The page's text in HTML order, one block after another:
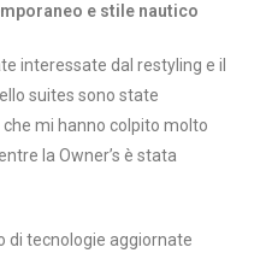
e stile nautico
interessate dal restyling e il
suites sono state
mi hanno colpito molto
la Owner’s è stata
di tecnologie aggiornate